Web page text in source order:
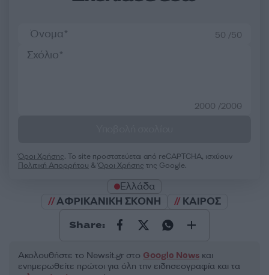
50 /50
2000 /2000
Όροι Χρήσης. Το site προστατεύεται από reCAPTCHA, ισχύουν
Πολιτική Απορρήτου &Όροι Χρήσης της Google.
Ελλάδα
ΑΦΡΙΚΑΝΙΚΗ ΣΚΟΝΗ
ΚΑΙΡΟΣ
Share:
Ακολουθήστε το Νewsit.gr στο Google News και
ενημερωθείτε πρώτοι για όλη την ειδησεογραφία και τα